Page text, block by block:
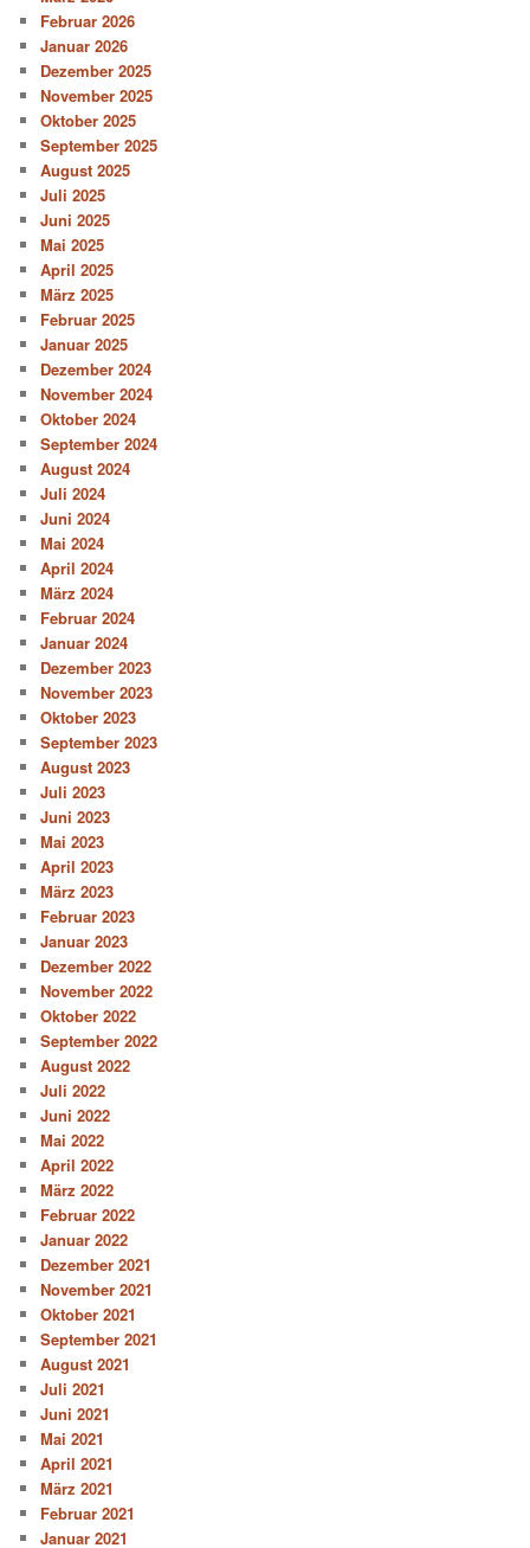
Februar 2026
Januar 2026
Dezember 2025
November 2025
Oktober 2025
September 2025
August 2025
Juli 2025
Juni 2025
Mai 2025
April 2025
März 2025
Februar 2025
Januar 2025
Dezember 2024
November 2024
Oktober 2024
September 2024
August 2024
Juli 2024
Juni 2024
Mai 2024
April 2024
März 2024
Februar 2024
Januar 2024
Dezember 2023
November 2023
Oktober 2023
September 2023
August 2023
Juli 2023
Juni 2023
Mai 2023
April 2023
März 2023
Februar 2023
Januar 2023
Dezember 2022
November 2022
Oktober 2022
September 2022
August 2022
Juli 2022
Juni 2022
Mai 2022
April 2022
März 2022
Februar 2022
Januar 2022
Dezember 2021
November 2021
Oktober 2021
September 2021
August 2021
Juli 2021
Juni 2021
Mai 2021
April 2021
März 2021
Februar 2021
Januar 2021